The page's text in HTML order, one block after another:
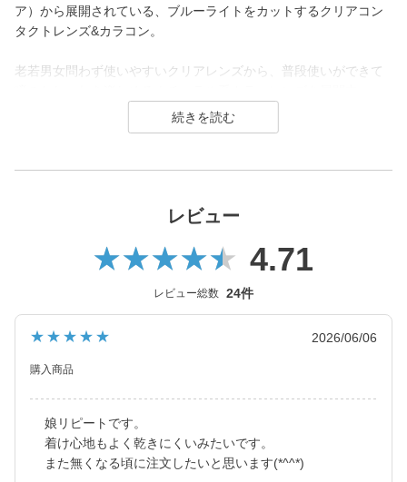
ア）から展開されている、ブルーライトをカットするクリアコン
タクトレンズ&カラコン。
老若男女問わず使いやすいクリアレンズから、普段使いができて
スマホやパソコンなどブルーライトに日々晒されている私たちの
瞳に寄り添い、気軽に使えて瞳を労われる新革命のコンタクトレ
レビュー
4.71
レビュー総数 24件
★★★★★ 2026/06/06
購入商品
娘リピートです。
着け心地もよく乾きにくいみたいです。
また無くなる頃に注文したいと思います(*^^*)